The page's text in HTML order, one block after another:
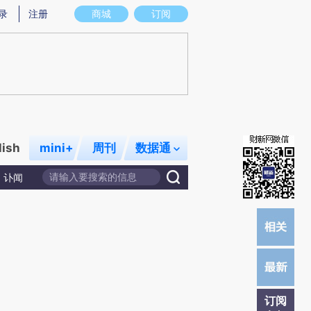
商城 订阅
注册
mini+ 周刊 数据通
讣闻
订阅